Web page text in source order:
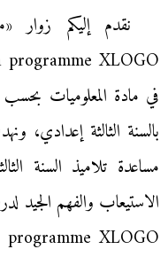
XLOGO
في مادة المعلوميات
بالسنة الثالثة إعدادي،
مساعدة تلاميذ السنة